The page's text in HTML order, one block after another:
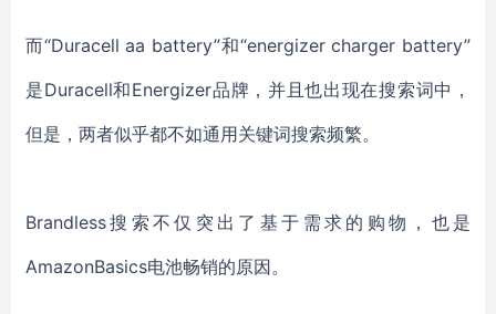
而“Duracell aa battery”和“energizer charger battery”
是Duracell和Energizer品牌，并且也出现在搜索词中，
但是，两者似乎都不如通用关键词搜索频繁。
Brandless搜索不仅突出了基于需求的购物，也是
AmazonBasics电池畅销的原因。